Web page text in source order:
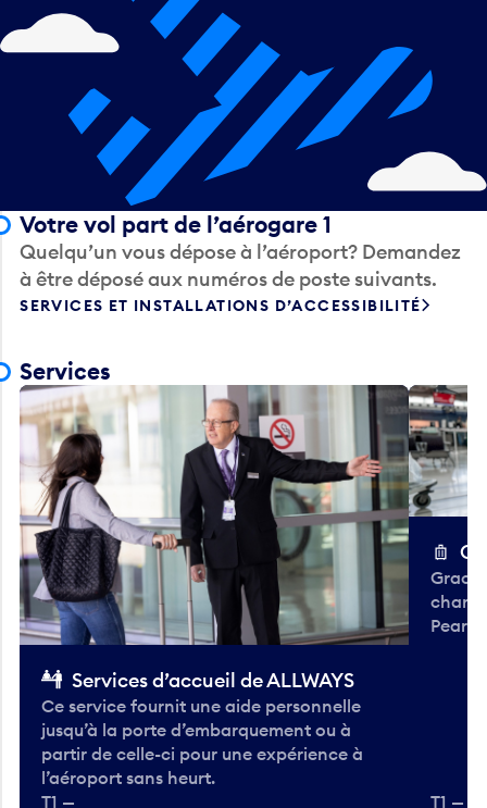
Votre vol part de l’aérogare 1
Quelqu’un vous dépose à l’aéroport? Demandez
à être déposé aux numéros de poste suivants.
SERVICES ET INSTALLATIONS D’ACCESSIBILITÉ
Services
Services d’accueil de ALLWAYS
Ce service fournit une aide personnelle
jusqu’à la porte d’embarquement ou à
partir de celle-ci pour une expérience à
l’aéroport sans heurt.
T1 —
T1 —